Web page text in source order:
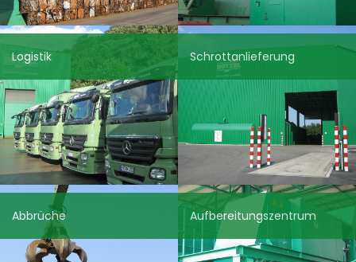
Logistik Schrottanlieferung
Abbrüche Aufbereitungszentrum